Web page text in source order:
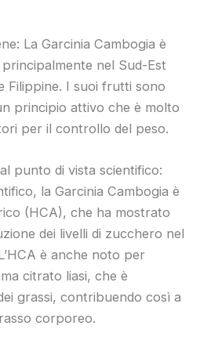
La Garcinia Cambogia è
nel Sud-Est
Filippine. I suoi frutti sono
principio attivo che è molto
per il controllo del peso.
punto di vista scientifico:
la Garcinia Cambogia è
(HCA), che ha mostrato
dei livelli di zucchero nel
è anche noto per
citrato liasi, che è
grassi, contribuendo così a
corporeo.